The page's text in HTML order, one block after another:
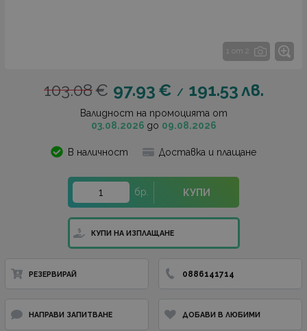
1 от 2
103.08€ 97.93 € / 191.53лв.
Валидност на промоцията от
03.08.2026 до 09.08.2026
В наличност Доставка и плащане
бр. КУПИ
КУПИ НА ИЗПЛАЩАНЕ
РЕЗЕРВИРАЙ 0886141714
НАПРАВИ ЗАПИТВАНЕ ДОБАВИ В ЛЮБИМИ